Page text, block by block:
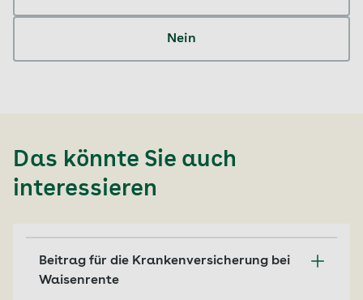
Nein
Das könnte Sie auch
interessieren
Beitrag für die Krankenversicherung bei
Waisenrente